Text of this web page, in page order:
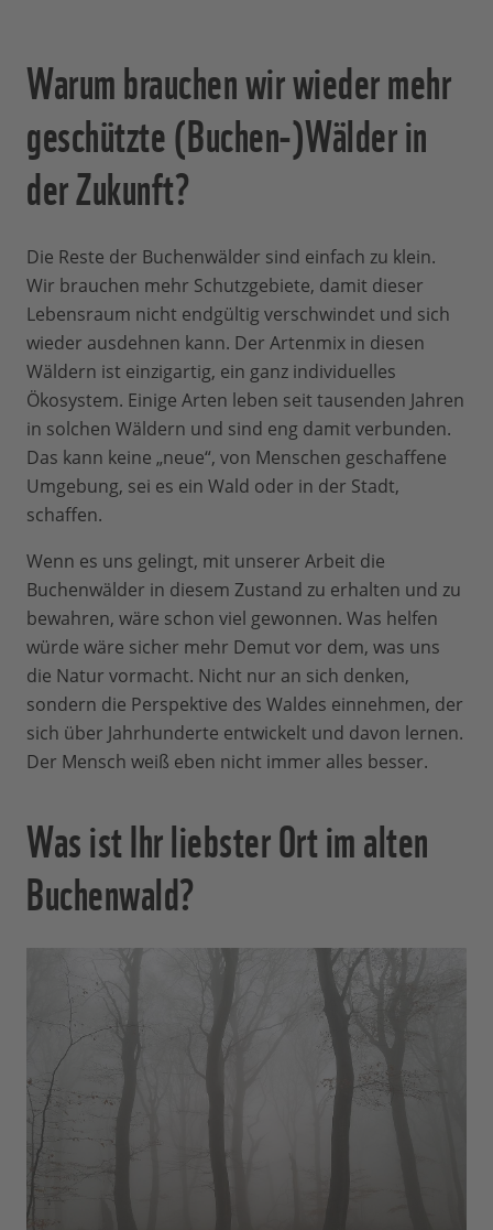
finden verschiedene Veranstaltungen und
Aktionen statt, vor allem im
Welterbemonat Juni. Zum UNESCO-
Welterbetag am 6. Juni und dem Tag der
Nominierung wenige Wochen später ist
im Nationalparkzentrum Königsstuhl ein
einer Welterbepirsch, Wanderungen und
Fotosafari durch das Welterbe.
Veranstaltungsort ist das UNESCO-
Welterbeforum sein. Mehr Informationen
dazu auf:https://www.koenigsstuhl.com/
Tour Alte Buchenwälder © Nationalpark-
Zentrum KÖNIGSSTUHL
Warum brauchen wir wieder mehr
geschützte (Buchen-)Wälder in
der Zukunft?
Die Reste der Buchenwälder sind einfach zu klein.
Wir brauchen mehr Schutzgebiete, damit dieser
Lebensraum nicht endgültig verschwindet und sich
wieder ausdehnen kann. Der Artenmix in diesen
Wäldern ist einzigartig, ein ganz individuelles
Ökosystem. Einige Arten leben seit tausenden Jahren
in solchen Wäldern und sind eng damit verbunden.
Das kann keine „neue“, von Menschen geschaffene
Umgebung, sei es ein Wald oder in der Stadt,
schaffen.
Wenn es uns gelingt, mit unserer Arbeit die
Buchenwälder in diesem Zustand zu erhalten und zu
bewahren, wäre schon viel gewonnen. Was helfen
würde wäre sicher mehr Demut vor dem, was uns
die Natur vormacht. Nicht nur an sich denken,
sondern die Perspektive des Waldes einnehmen, der
sich über Jahrhunderte entwickelt und davon lernen.
Der Mensch weiß eben nicht immer alles besser.
Was ist Ihr liebster Ort im alten
Buchenwald?